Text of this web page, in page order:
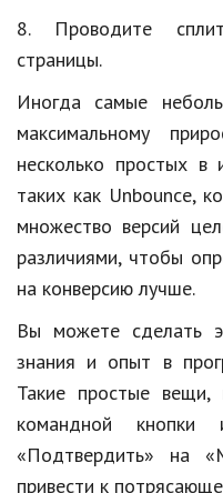
8. Проводите
страницы.
Иногда самые
максимальному
несколько простых в
таких как Unbounce,
множество версий
различиями, чтобы
на конверсию лучше.
Вы можете сделать
знания и опыт в
Такие простые вещи,
командной кнопки
«Подтвердить» на
привести к